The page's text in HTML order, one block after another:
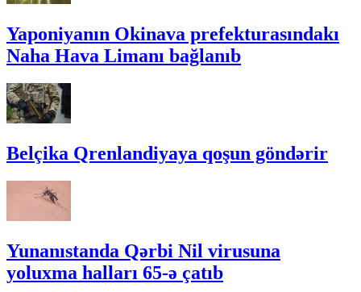
Yaponiyanın Okinava prefekturasındakı
Naha Hava Limanı bağlanıb
Belçika Qrenlandiyaya qoşun göndərir
Yunanıstanda Qərbi Nil virusuna
yoluxma halları 65-ə çatıb